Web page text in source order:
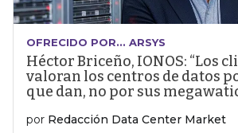
OFRECIDO POR... ARSYS
Héctor Briceño, IONOS: “Los
valoran los centros de datos
que dan, no por sus
por Redacción Data Center Market